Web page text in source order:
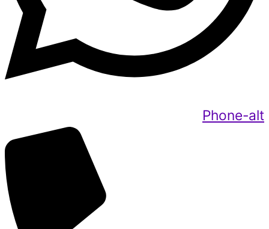
Phone-alt